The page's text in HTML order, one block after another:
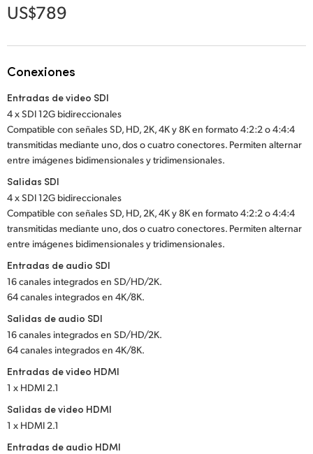
España
Sweden
Chinese Taipei
UAE
Ukraine
United Kingdom
United States
US$789
Conexiones
Entradas de video SDI
4 x SDI 12G bidireccionales
Compatible con señales SD, HD, 2K, 4K y 8K en formato 4:2:2 o 4:4:4
transmitidas mediante uno, dos o cuatro conectores. Permiten alternar
entre imágenes bidimensionales y tridimensionales.
Salidas SDI
4 x SDI 12G bidireccionales
Compatible con señales SD, HD, 2K, 4K y 8K en formato 4:2:2 o 4:4:4
transmitidas mediante uno, dos o cuatro conectores. Permiten alternar
entre imágenes bidimensionales y tridimensionales.
Entradas de audio SDI
16 canales integrados en SD/HD/2K.
64 canales integrados en 4K/8K.
Salidas de audio SDI
16 canales integrados en SD/HD/2K.
64 canales integrados en 4K/8K.
Entradas de video HDMI
1 x HDMI 2.1
Salidas de video HDMI
1 x HDMI 2.1
Entradas de audio HDMI